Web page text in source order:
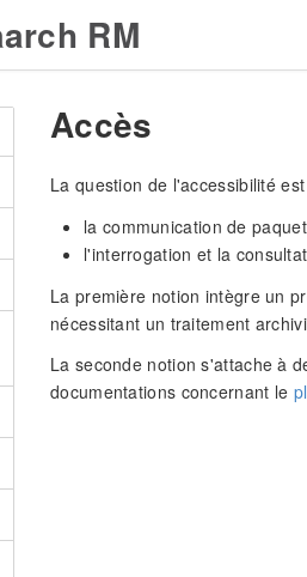
RM
Accès
La question de l'accessibilité
la communication de
l'interrogation et la
La première notion intègre un
nécessitant un traitement
La seconde notion s'attache à
documentations concernant le